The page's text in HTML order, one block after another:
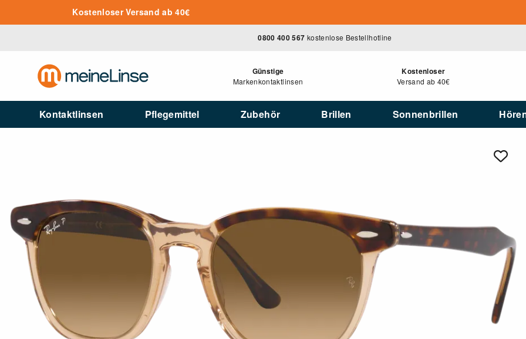
Zum Hauptinhalt springenKostenloser Versand ab 40€
0800 400 567 kostenlose Bestellhotline
Günstige
Markenkontaktlinsen
Kostenloser
Versand ab 40€
Kontaktlinsen Pflegemittel Zubehör Brillen Sonnenbrillen